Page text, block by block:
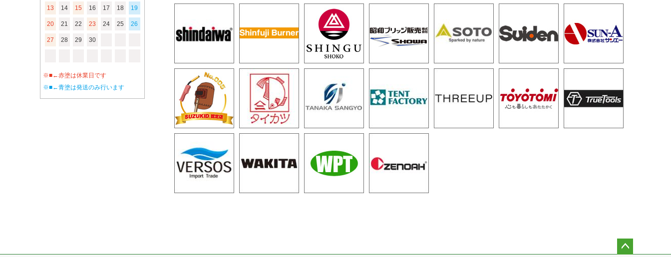
13 14 15 16 17 18 19
20 21 22 23 24 25 26
27 28 29 30
※■←赤塗は休業日です
※■←青塗は発送のみ行います